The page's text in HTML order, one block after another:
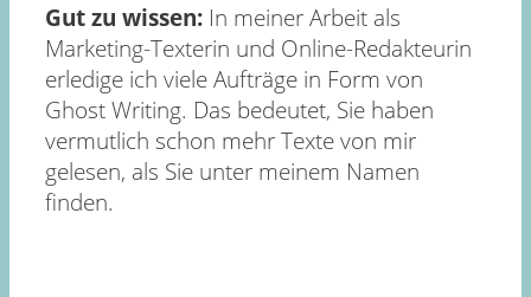
Gut zu wissen: In meiner Arbeit als
Marketing-Texterin und Online-Redakteurin
erledige ich viele Aufträge in Form von
Ghost Writing. Das bedeutet, Sie haben
vermutlich schon mehr Texte von mir
gelesen, als Sie unter meinem Namen
finden.